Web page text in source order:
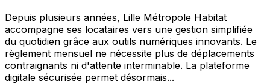
Depuis plusieurs années, Lille Métropole Habitat
accompagne ses locataires vers une gestion simplifiée
du quotidien grâce aux outils numériques innovants. Le
règlement mensuel ne nécessite plus de déplacements
contraignants ni d'attente interminable. La plateforme
digitale sécurisée permet désormais...